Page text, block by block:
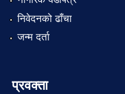
निवेदनको ढाँचा
जन्म दर्ता
प्रवक्ता